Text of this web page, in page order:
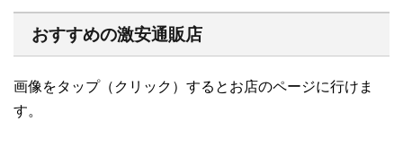
おすすめの激安通販店
画像をタップ（クリック）するとお店のページに行けま
す。